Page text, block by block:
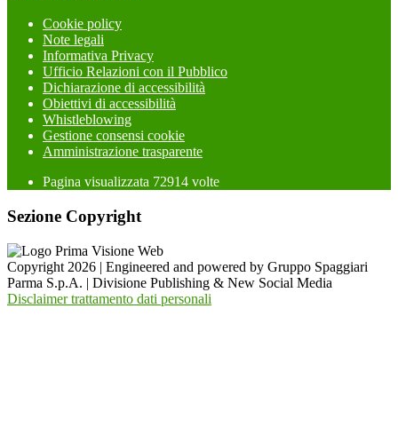
Cookie policy
Note legali
Informativa Privacy
Ufficio Relazioni con il Pubblico
Dichiarazione di accessibilità
Obiettivi di accessibilità
Whistleblowing
Gestione consensi cookie
Amministrazione trasparente
Pagina visualizzata 72914 volte
Sezione Copyright
Copyright 2026 | Engineered and powered by Gruppo Spaggiari
Parma S.p.A. | Divisione Publishing & New Social Media
Disclaimer trattamento dati personali